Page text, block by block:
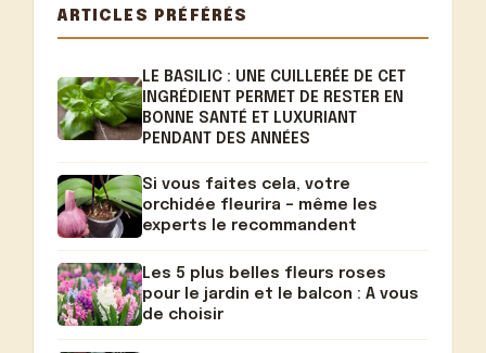
ARTICLES PRÉFÉRÉS
LE BASILIC : UNE CUILLERÉE DE CET
INGRÉDIENT PERMET DE RESTER EN
BONNE SANTÉ ET LUXURIANT
PENDANT DES ANNÉES
Si vous faites cela, votre
orchidée fleurira – même les
experts le recommandent
Les 5 plus belles fleurs roses
pour le jardin et le balcon : A vous
de choisir